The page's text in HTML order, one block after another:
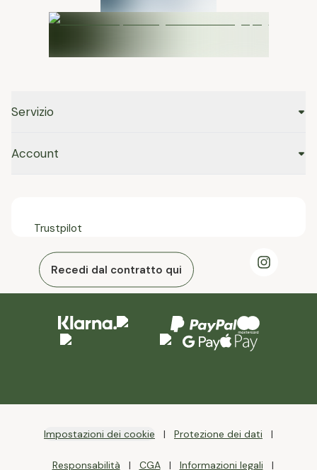
Servizio
Account
Trustpilot
Recedi dal contratto qui
Impostazioni dei cookie Protezione dei dati
Responsabilità CGA Informazioni legali